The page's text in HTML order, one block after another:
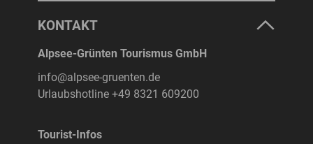
KONTAKT
Alpsee-Grünten Tourismus GmbH
info@alpsee-gruenten.de
Urlaubshotline +49 8321 609200
Tourist-Infos